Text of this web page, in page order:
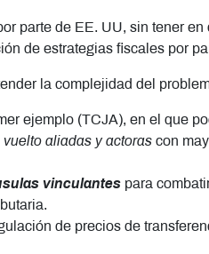
parte de EE. UU, sin tener
de estrategias fiscales por
la complejidad del
ejemplo (TCJA), en el que
vuelto aliadas y actoras con
vinculantes para
de precios de